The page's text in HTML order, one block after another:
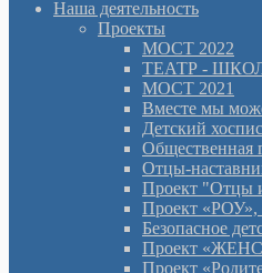
Наша деятельность
Проекты
МОСТ 2022
ТЕАТР -
МОСТ 2021
Вместе мы
Детский
Общественная
Отцы-
Проект "Отцы
Проект «РОУ»,
Безопасное
Проект
Проект